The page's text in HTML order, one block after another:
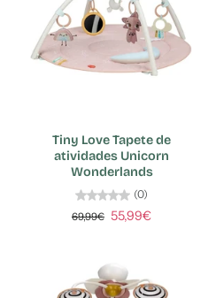
Tiny Love Tapete de
atividades Unicorn
Wonderlands
(0)
69,99€ 55,99€